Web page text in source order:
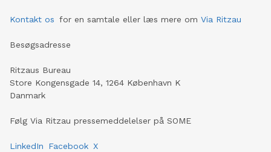
Kontakt os for en samtale eller læs mere om Via Ritzau
Besøgsadresse
Ritzaus Bureau
Store Kongensgade 14, 1264 København K
Danmark
Følg Via Ritzau pressemeddelelser på SOME
LinkedIn Facebook X